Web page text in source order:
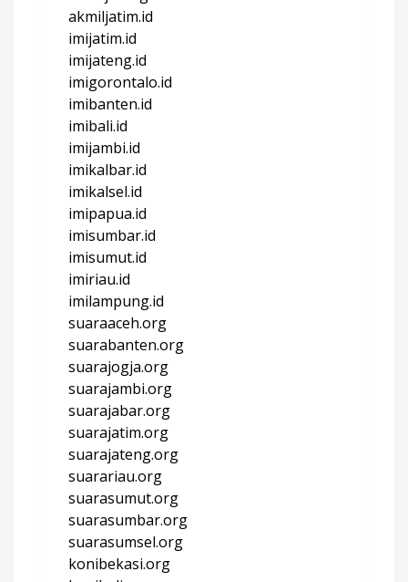
akmiljatim.id
imijatim.id
imijateng.id
imigorontalo.id
imibanten.id
imibali.id
imijambi.id
imikalbar.id
imikalsel.id
imipapua.id
imisumbar.id
imisumut.id
imiriau.id
imilampung.id
suaraaceh.org
suarabanten.org
suarajogja.org
suarajambi.org
suarajabar.org
suarajatim.org
suarajateng.org
suarariau.org
suarasumut.org
suarasumbar.org
suarasumsel.org
konibekasi.org